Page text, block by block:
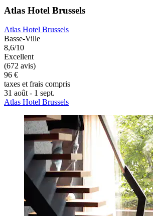
Atlas Hotel Brussels
Atlas Hotel Brussels
Basse-Ville
8,6/10
Excellent
(672 avis)
96 €
taxes et frais compris
31 août - 1 sept.
Atlas Hotel Brussels